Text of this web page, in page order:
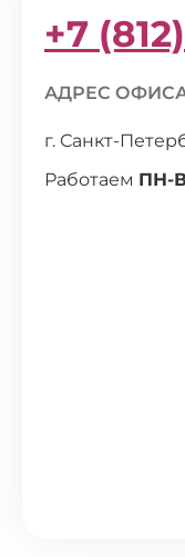
+7
АДРЕС
г. Санкт-
Работаем ПН-